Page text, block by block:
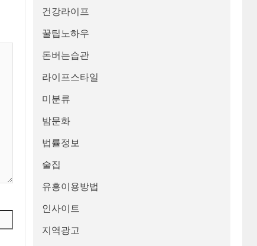
건강라이프
꿀팁노하우
돈버는습관
라이프스타일
미분류
밤문화
법률정보
술집
유흥이용방법
인사이트
지역광고